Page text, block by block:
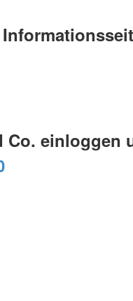
einloggen